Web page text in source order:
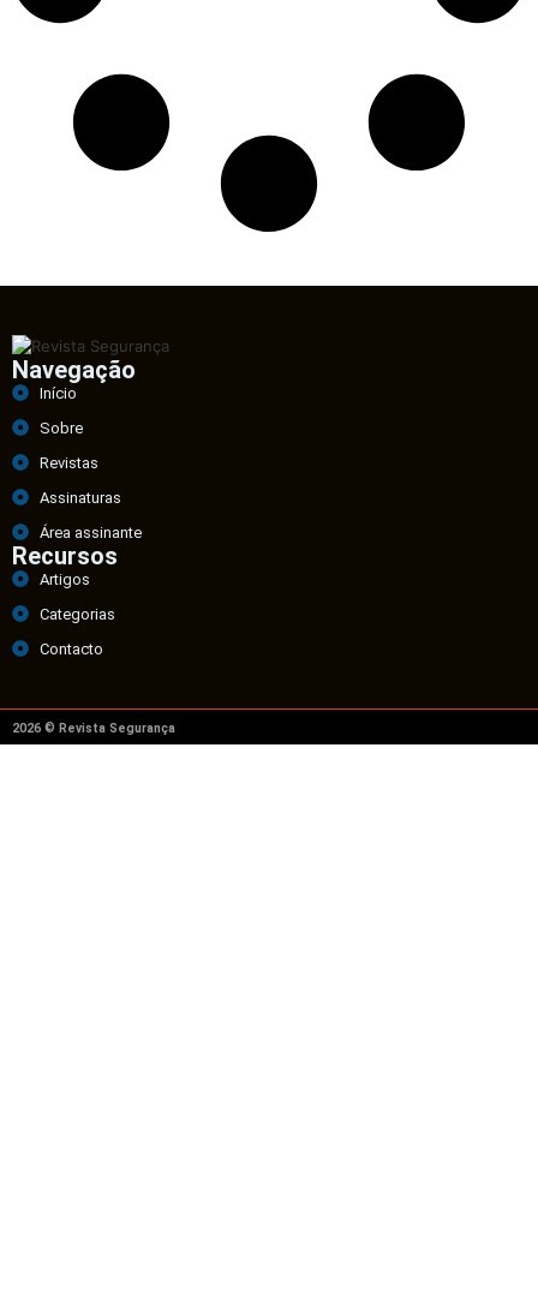
Navegação
Início
Sobre
Revistas
Assinaturas
Área assinante
Recursos
Artigos
Categorias
Contacto
2026 © Revista Segurança